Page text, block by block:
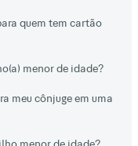
quem tem cartão
menor de idade?
meu cônjuge em uma
menor de idade?